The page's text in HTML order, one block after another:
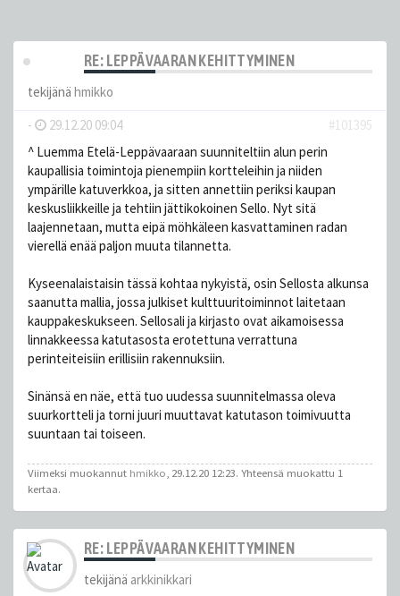
RE: LEPPÄVAARAN KEHITTYMINEN
tekijänä hmikko
-
29.12.20 09:04
#101395
^ Luemma Etelä-Leppävaaraan suunniteltiin alun perin
kaupallisia toimintoja pienempiin kortteleihin ja niiden
ympärille katuverkkoa, ja sitten annettiin periksi kaupan
keskusliikkeille ja tehtiin jättikokoinen Sello. Nyt sitä
laajennetaan, mutta eipä möhkäleen kasvattaminen radan
vierellä enää paljon muuta tilannetta.
Kyseenalaistaisin tässä kohtaa nykyistä, osin Sellosta alkunsa
saanutta mallia, jossa julkiset kulttuuritoiminnot laitetaan
kauppakeskukseen. Sellosali ja kirjasto ovat aikamoisessa
linnakkeessa katutasosta erotettuna verrattuna
perinteiteisiin erillisiin rakennuksiin.
Sinänsä en näe, että tuo uudessa suunnitelmassa oleva
suurkortteli ja torni juuri muuttavat katutason toimivuutta
suuntaan tai toiseen.
Viimeksi muokannut hmikko , 29.12.20 12:23. Yhteensä muokattu 1
kertaa.
RE: LEPPÄVAARAN KEHITTYMINEN
tekijänä arkkinikkari